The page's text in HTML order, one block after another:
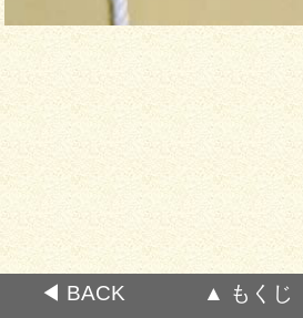
◀ BACK ▲ もくじ